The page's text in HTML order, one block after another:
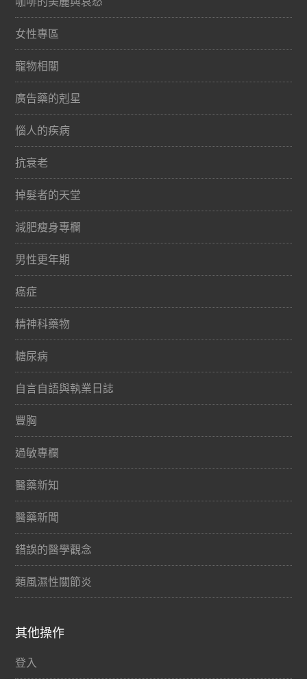
女性專區
寵物相關
廣告藥的剋星
惱人的疾病
抗衰老
掉髮者的天堂
減肥瘦身專欄
男性更年期
癌症
精神科藥物
糖尿病
自言自語與執業日誌
豐胸
過敏專欄
醫藥新知
醫藥新聞
錯誤的醫學觀念
類風濕性關節炎
其他操作
登入